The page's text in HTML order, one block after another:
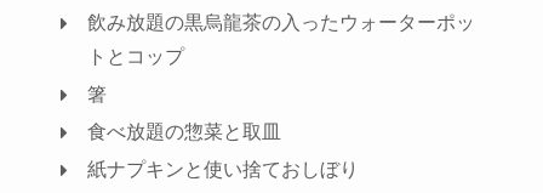
飲み放題の黒烏龍茶の入ったウォーターポッ
トとコップ
箸
食べ放題の惣菜と取皿
紙ナプキンと使い捨ておしぼり